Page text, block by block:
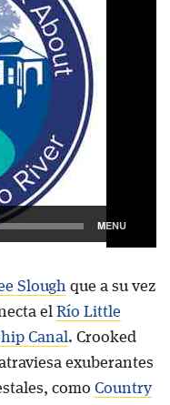
Slough que a su vez
el Río Little
Canal. Crooked
exuberantes
como Country